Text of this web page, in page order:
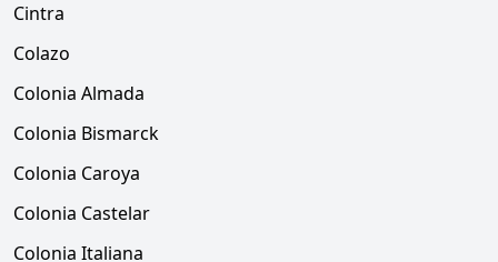
Cintra
Colazo
Colonia Almada
Colonia Bismarck
Colonia Caroya
Colonia Castelar
Colonia Italiana